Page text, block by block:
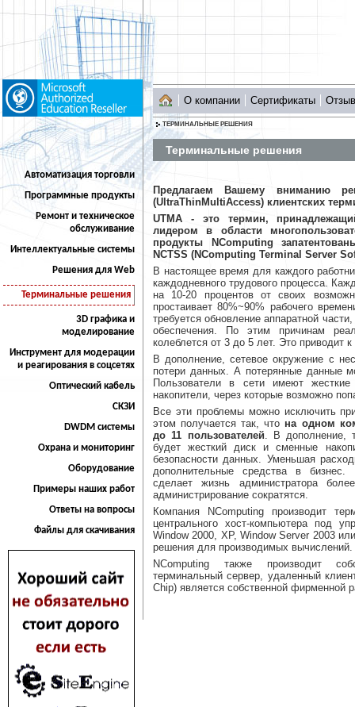
Автоматизация торговли
Программные продукты
Ремонт и техническое
обслуживание
Интеллектуальные системы
Решения для Web
Терминальные решения
3D графика и
моделирование
Инструмент для модерации
и реагирования в соцсетях
Оптический кабель
СКЗИ
DWDM системы
Охрана и мониторинг
Оборудование
Примеры наших работ
Ответы на вопросы
Файлы для скачивания
О компании Сертификаты
ТЕРМИНАЛЬНЫЕ РЕШЕНИЯ
Терминальные решения
Предлагаем Вашему вниманию
(UltraThinMultiAccess) клиентских
UTMA - это термин,
лидером в области
продукты NComputing
NCTSS (NComputing Terminal Server
В настоящее время для каждого
каждодневного трудового процесса.
на 10-20 процентов от своих
простаивает 80%~90% рабочего
требуется обновление аппаратной
обеспечения. По этим причинам
колеблется от 3 до 5 лет. Это приводит
В дополнение, сетевое окружение с
потери данных. А потерянные данные
Пользователи в сети имеют
накопители, через которые возможно
Все эти проблемы можно исключить
этом получается так, что на одном
до 11 пользователей. В дополнение,
будет жесткий диск и сменные
безопасности данных. Уменьшая
дополнительные средства в бизнес.
сделает жизнь администратора
администрирование сократятся.
Компания NComputing производит
центрального хост-компьютера под
Window 2000, XP, Window Server 2003
решения для производимых вычислений.
NComputing также производит
терминальный сервер, удаленный
Chip) является собственной фирменной